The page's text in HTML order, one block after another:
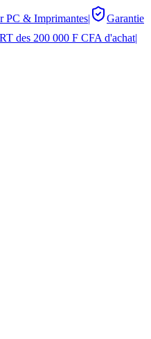
PC & Imprimantes|
Garantie
des 200 000 F CFA d'achat|